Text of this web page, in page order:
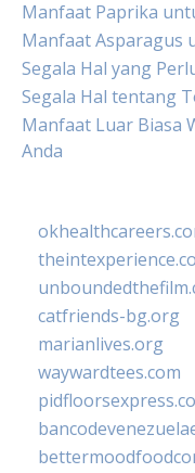
Manfaat Paprika
Manfaat Asparagus
Segala Hal yang
Segala Hal tentang
Manfaat Luar Biasa
Anda
catfriends-bg.org
marianlives.org
waywardtees.com